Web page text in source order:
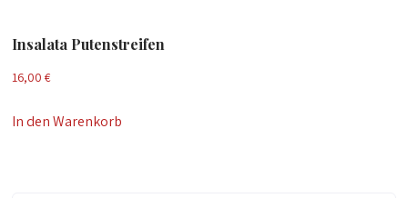
Insalata Putenstreifen
16,00€
In den Warenkorb